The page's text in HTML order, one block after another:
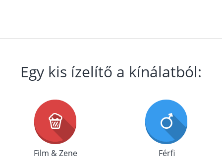
Egy kis ízelítő a kínálatból:
Film & Zene Férfi